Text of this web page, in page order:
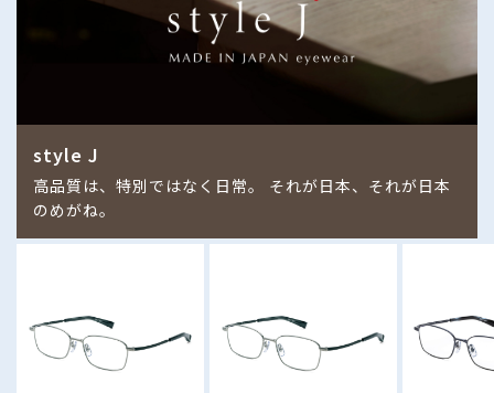
style J
高品質は、特別ではなく日常。 それが日本、それが日本
のめがね。